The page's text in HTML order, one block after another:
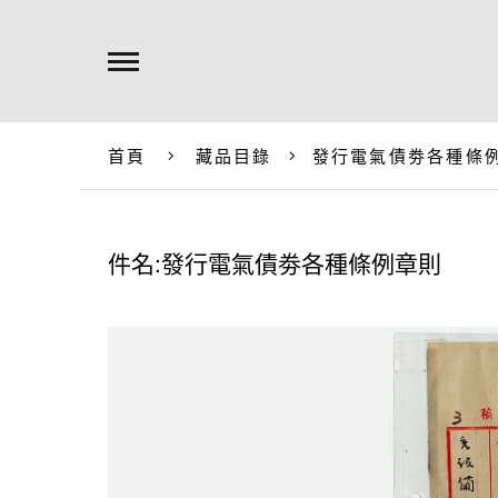
首頁 藏品目錄 發行電氣債劵各種條
件名:發行電氣債劵各種條例章則